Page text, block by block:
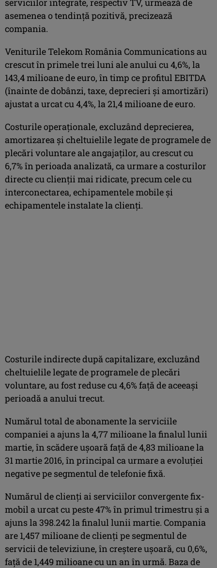
serviciilor integrate, respectiv TV, urmează de
asemenea o tendință pozitivă, precizează
compania.
Veniturile Telekom România Communications au
crescut în primele trei luni ale anului cu 4,6%, la
143,4 milioane de euro, în timp ce profitul EBITDA
(înainte de dobânzi, taxe, deprecieri şi amortizări)
ajustat a urcat cu 4,4%, la 21,4 milioane de euro.
Costurile operaţionale, excluzând deprecierea,
amortizarea şi cheltuielile legate de programele de
plecări voluntare ale angajaţilor, au crescut cu
6,7% în perioada analizată, ca urmare a costurilor
directe cu clienţii mai ridicate, precum cele cu
interconectarea, echipamentele mobile şi
echipamentele instalate la clienţi.
Costurile indirecte după capitalizare, excluzând
cheltuielile legate de programele de plecări
voluntare, au fost reduse cu 4,6% față de aceeași
perioadă a anului trecut.
Numărul total de abonamente la serviciile
companiei a ajuns la 4,77 milioane la finalul lunii
martie, în scădere uşoară faţă de 4,83 milioane la
31 martie 2016, în principal ca urmare a evoluţiei
negative pe segmentul de telefonie fixă.
Numărul de clienţi ai serviciilor convergente fix-
mobil a urcat cu peste 47% în primul trimestru şi a
ajuns la 398.242 la finalul lunii martie. Compania
are 1,457 milioane de clienţi pe segmentul de
servicii de televiziune, în creştere uşoară, cu 0,6%,
faţă de 1,449 milioane cu un an în urmă. Baza de